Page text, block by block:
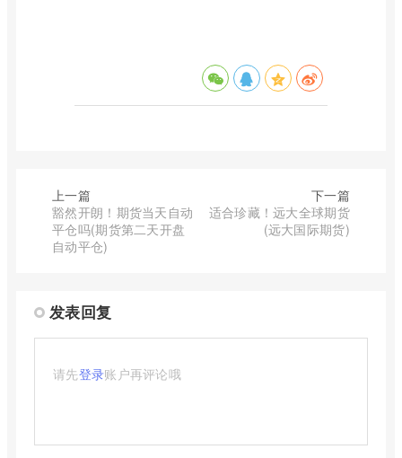
上一篇
豁然开朗！期货当天自动
平仓吗(期货第二天开盘
自动平仓)
下一篇
适合珍藏！远大全球期货
(远大国际期货)
发表回复
请先登录账户再评论哦